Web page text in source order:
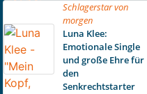
Schlagerstar von
morgen
Luna Klee:
Emotionale Single
und große Ehre für
den
Senkrechtstarter